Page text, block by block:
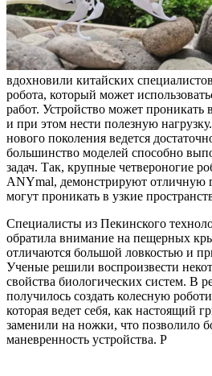
вдохновили китайских
робота, который может
работ. Устройство может проникать
и при этом нести полезную
нового поколения ведется
большинство моделей способно
задач. Так, крупные четвероногие
ANYmal, демонстрируют отличную
могут проникать в узкие
Специалисты из Пекинского
обратила внимание на пещерных
отличаются большой ловкостью и
Ученые решили воспроизвести
свойства биологических систем. В
получилось создать колесную
которая ведет себя, как настоящий
заменили на ножки, что позволило
маневренность устройства. Р